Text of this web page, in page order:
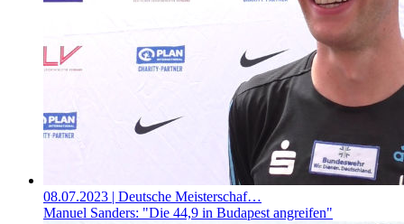
08.07.2023 | Deutsche Meisterschaf…
Manuel Sanders: "Die 44,9 in Budapest angreifen"